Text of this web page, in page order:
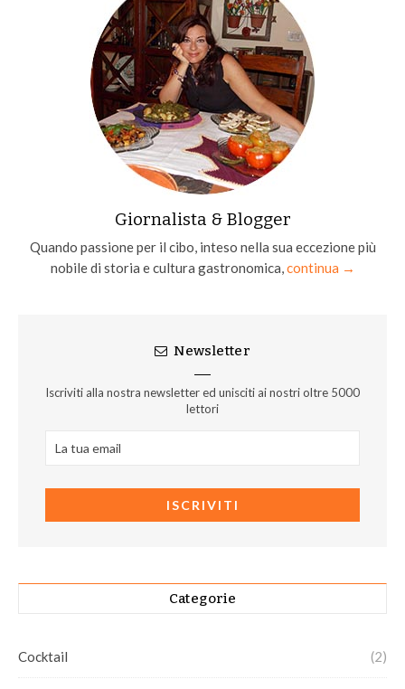
Giornalista & Blogger
Quando passione per il cibo, inteso nella sua eccezione più
nobile di storia e cultura gastronomica,continua →
Newsletter
Iscriviti alla nostra newsletter ed unisciti ai nostri oltre 5000
lettori
Categorie
Cocktail (2)